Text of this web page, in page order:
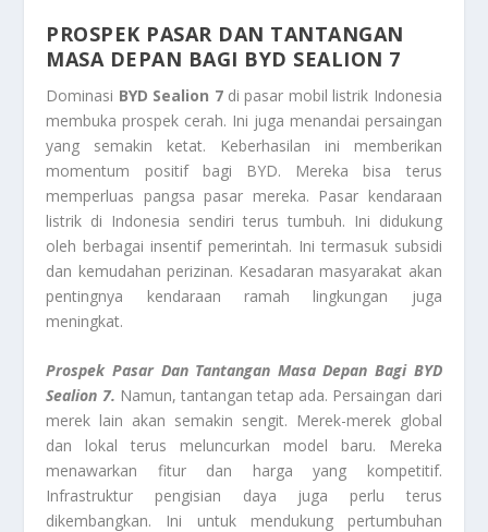
PROSPEK PASAR DAN TANTANGAN
MASA DEPAN BAGI BYD SEALION 7
Dominasi BYD Sealion 7di pasar mobil listrik Indonesia
membuka prospek cerah. Ini juga menandai persaingan
yang semakin ketat. Keberhasilan ini memberikan
momentum positif bagi BYD. Mereka bisa terus
memperluas pangsa pasar mereka. Pasar kendaraan
listrik di Indonesia sendiri terus tumbuh. Ini didukung
oleh berbagai insentif pemerintah. Ini termasuk subsidi
dan kemudahan perizinan. Kesadaran masyarakat akan
pentingnya kendaraan ramah lingkungan juga
meningkat.
Prospek Pasar Dan Tantangan Masa Depan Bagi BYD
Sealion 7. Namun, tantangan tetap ada. Persaingan dari
merek lain akan semakin sengit. Merek-merek global
dan lokal terus meluncurkan model baru. Mereka
menawarkan fitur dan harga yang kompetitif.
Infrastruktur pengisian daya juga perlu terus
dikembangkan. Ini untuk mendukung pertumbuhan